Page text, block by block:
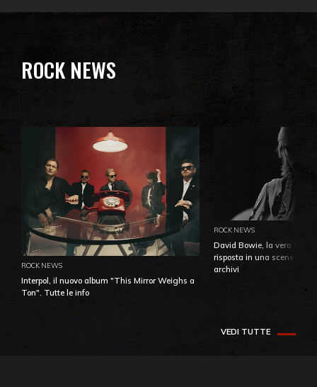
ROCK NEWS
ROCK NEWS
Interpol, il nuovo album "This Mirror Weighs a
Ton". Tutte le info
ROCK NEWS
David Bowie, la vera
risposta in una
archivi
VEDI TUTTE